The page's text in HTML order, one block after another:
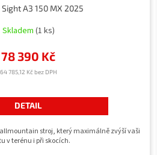
Sight A3 150 MX 2025
Skladem (1 ks)
64 785,12 Kč bez DPH
78 390 Kč
DETAIL
allmountain stroj, který maximálně zvýší vaši
v terénu i při skocích.